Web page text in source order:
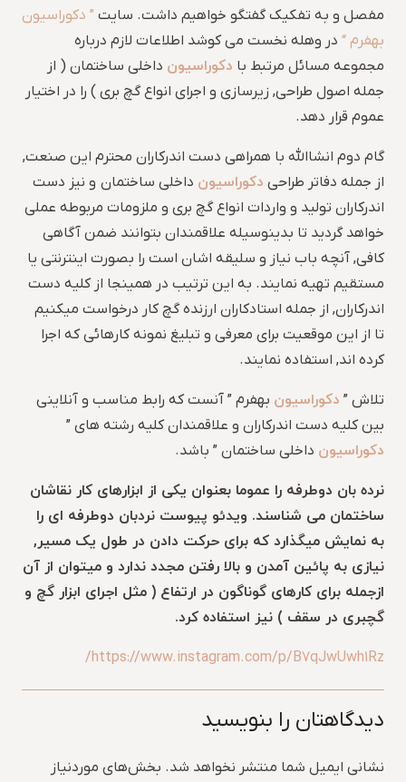
مفصل و به تفکیک گفتگو خواهیم داشت. سایت ” دکوراسیون
بهفرم “ در وهله نخست می کوشد اطلاعات لازم درباره
مجموعه مسائل مرتبط با دکوراسیون داخلی ساختمان ( از
جمله اصول طراحی, زیرسازی و اجرای انواع گچ بری ) را در اختیار
عموم قرار دهد.
گام دوم انشاالله با همراهی دست اندرکاران محترم این صنعت,
از جمله دفاتر طراحی دکوراسیون داخلی ساختمان و نیز دست
اندرکاران تولید و واردات انواع گچ بری و ملزومات مربوطه عملی
خواهد گردید تا بدینوسیله علاقمندان بتوانند ضمن آگاهی
کافی, آنچه باب نیاز و سلیقه اشان است را بصورت اینترنتی یا
مستقیم تهیه نمایند. به این ترتیب در همینجا از کلیه دست
اندرکاران, از جمله استادکاران ارزنده گچ کار درخواست میکنیم
تا از این موقعیت برای معرفی و تبلیغ نمونه کارهائی که اجرا
کرده اند, استفاده نمایند.
تلاش ” دکوراسیون بهفرم ” آنست که رابط مناسب و آنلاینی
بین کلیه دست اندرکاران و علاقمندان کلیه رشته های ”
دکوراسیون داخلی ساختمان ” باشد.
نرده بان دوطرفه را عموما بعنوان یکی از ابزارهای کار نقاشان
ساختمان می شناسند. ویدئو پیوست نردبان دوطرفه ای را
به نمایش میگذارد که برای حرکت دادن در طول یک مسیر,
نیازی به پائین آمدن و بالا رفتن مجدد ندارد و میتوان از آن
ازجمله برای کارهای گوناگون در ارتفاع ( مثل اجرای ابزار گچ و
گچبری در سقف ) نیز استفاده کرد.
https://www.instagram.com/p/B7qJwUwh1Rz/
دیدگاهتان را بنویسید
نشانی ایمیل شما منتشر نخواهد شد. بخش‌های موردنیاز